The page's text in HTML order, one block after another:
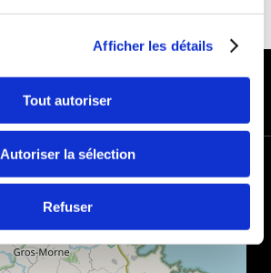
Afficher les détails
Tout autoriser
Autoriser la sélection
Refuser